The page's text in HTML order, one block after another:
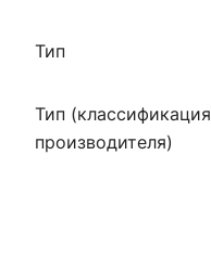
Тип
Тип (классификация
производителя)